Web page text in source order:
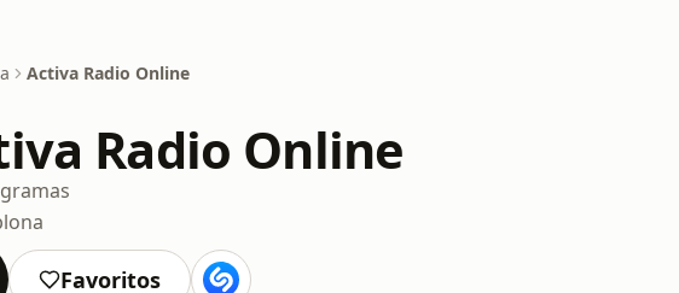
Activa Radio Online
Radio Online
Favoritos